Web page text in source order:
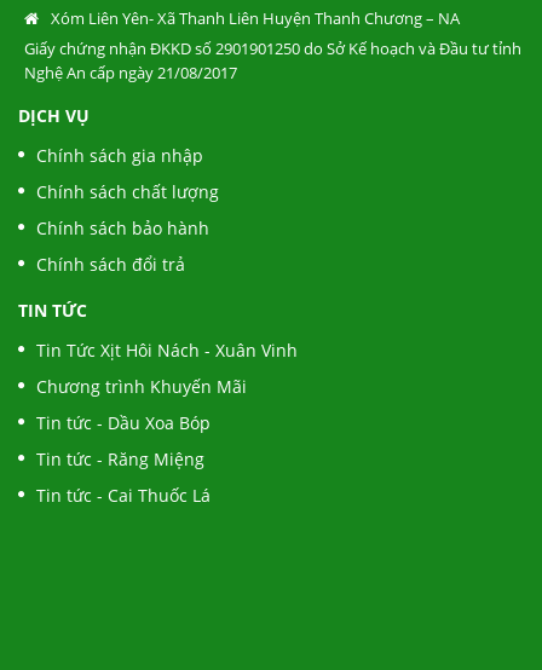
Xóm Liên Yên- Xã Thanh Liên Huyện Thanh Chương – NA
Giấy chứng nhận ĐKKD số 2901901250 do Sở Kế hoạch và Đầu tư tỉnh
Nghệ An cấp ngày 21/08/2017
DỊCH VỤ
Chính sách gia nhập
Chính sách chất lượng
Chính sách bảo hành
Chính sách đổi trả
TIN TỨC
Tin Tức Xịt Hôi Nách - Xuân Vinh
Chương trình Khuyến Mãi
Tin tức - Dầu Xoa Bóp
Tin tức - Răng Miệng
Tin tức - Cai Thuốc Lá